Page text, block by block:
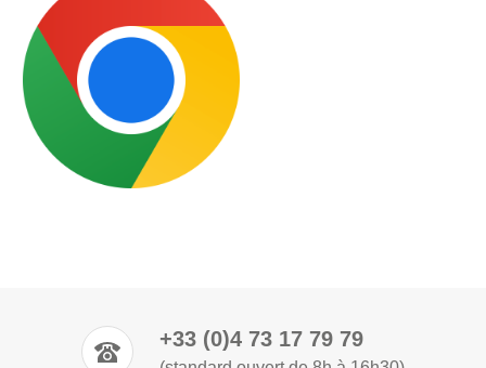
+33 (0)4 73 17 79 79